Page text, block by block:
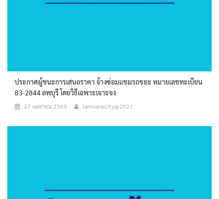
ประกาศผู้ชนะการเสนอราคา จ้างซ่อมแชมรถขยะ หมายเลขทะเบียน
83-2844 ลพบุรี โดยวิธีเฉพาะเจาะจง
27 เมษายน 2569 lamnaraicity@2021